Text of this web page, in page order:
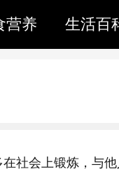
营养 生活百
社会上锻炼，与